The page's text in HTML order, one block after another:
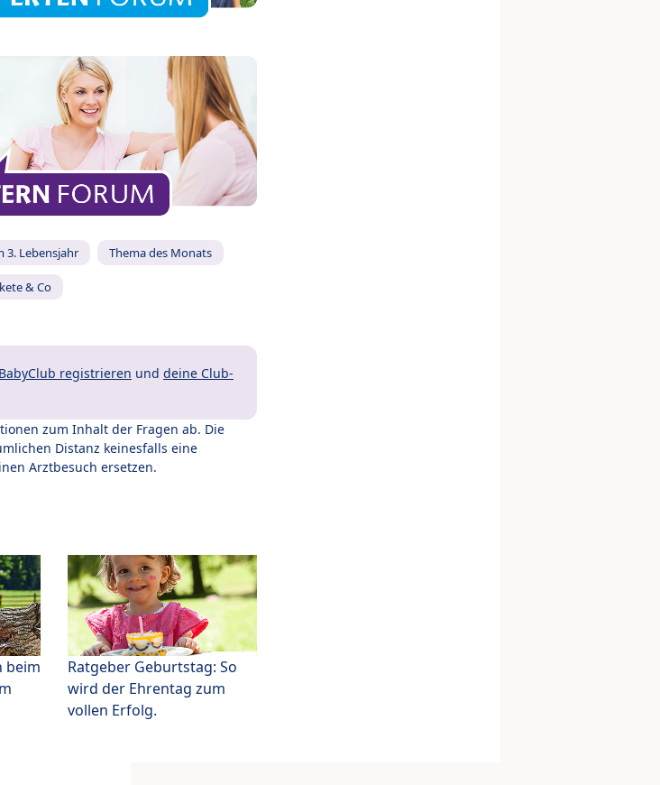
3. Lebensjahr Thema des Monats
& Co
registrieren und deine Club-
zum Inhalt der Fragen ab. Die
Distanz keinesfalls eine
Arztbesuch ersetzen.
beim
Ratgeber Geburtstag: So
wird der Ehrentag zum
vollen Erfolg.